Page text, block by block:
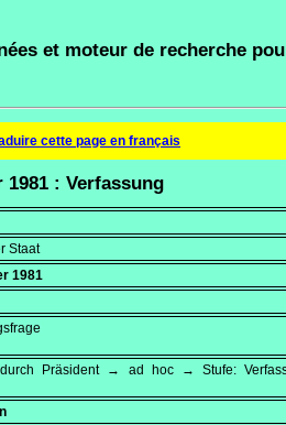
et moteur de recherche
cette page en français
1981 : Verfassung
Staat
1981
Präsident → ad hoc → Stufe: